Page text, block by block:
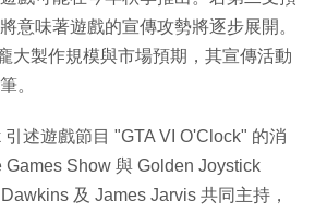
意味著遊戲的宣傳攻勢將逐步展開。
大製作規模與市場預期，其宣傳活動
。
述遊戲節目 "GTA VI O'Clock" 的消
Games Show 與 Golden Joystick
及 James Jarvis 共同主持，